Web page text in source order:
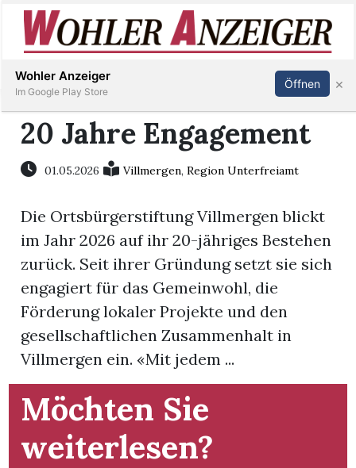
Immobilien
Stellen
E-
Paper
Newsletter
App
Inserieren Abonnieren Anmelden
20 Jahre Engagement
01.05.2026 Villmergen,Region Unterfreiamt
Die Ortsbürgerstiftung Villmergen blickt
im Jahr 2026 auf ihr 20-jähriges Bestehen
zurück. Seit ihrer Gründung setzt sie sich
engagiert für das Gemeinwohl, die
Förderung lokaler Projekte und den
gesellschaftlichen Zusammenhalt in
Villmergen ein. «Mit jedem ...
Möchten Sie
weiterlesen?
Wohler Anzeiger
Im Google Play Store
Öffnen ×